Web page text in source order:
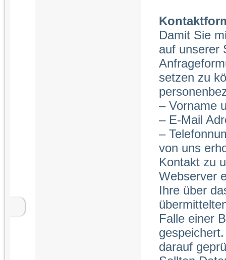
Damit Sie
auf unserer
setzen zu
– Vorname
– E-Mail
–
von uns
Kontakt zu
Webserver
Ihre über
Falle einer
darauf